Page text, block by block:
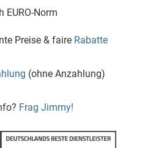
EURO-Norm
Preise & faire Rabatte
(ohne Anzahlung)
Frag Jimmy!